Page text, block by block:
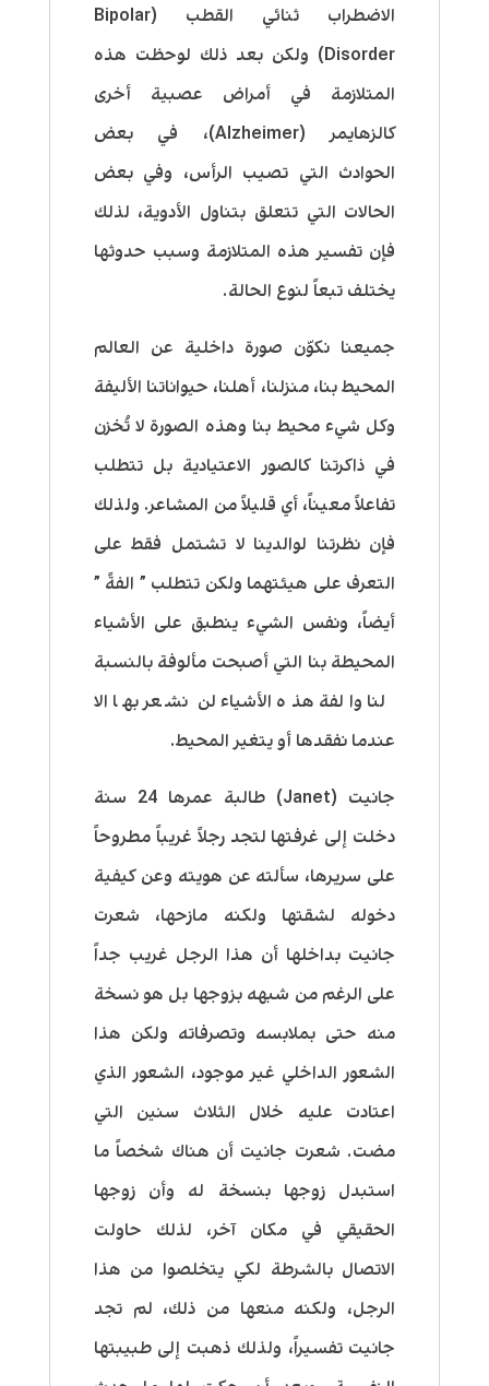
الاضطراب ثنائي القطب (Bipolar
Disorder) ولكن بعد ذلك لوحظت هذه
المتلازمة في أمراض عصبية أخرى
كالزهايمر (Alzheimer)، في بعض
الحوادث التي تصيب الرأس، وفي بعض
الحالات التي تتعلق بتناول الأدوية، لذلك
فإن تفسير هذه المتلازمة وسبب حدوثها
يختلف تبعاً لنوع الحالة.
جميعنا نكوّن صورة داخلية عن العالم
المحيط بنا، منزلنا، أهلنا، حيواناتنا الأليفة
وكل شيء محيط بنا وهذه الصورة لا تُخزن
في ذاكرتنا كالصور الاعتيادية بل تتطلب
تفاعلاً معيناً، أي قليلاً من المشاعر. ولذلك
فإن نظرتنا لوالدينا لا تشتمل فقط على
التعرف على هيئتهما ولكن تتطلب ” الفةً ”
أيضاً، ونفس الشيء ينطبق على الأشياء
المحيطة بنا التي أصبحت مألوفة بالنسبة
لنا والفة هذه الأشياء لن نشعر بها الا
عندما نفقدها أو يتغير المحيط.
جانيت (Janet) طالبة عمرها 24 سنة
دخلت إلى غرفتها لتجد رجلاً غريباً مطروحاً
على سريرها، سألته عن هويته وعن كيفية
دخوله لشقتها ولكنه مازحها، شعرت
جانيت بداخلها أن هذا الرجل غريب جداً
على الرغم من شبهه بزوجها بل هو نسخة
منه حتى بملابسه وتصرفاته ولكن هذا
الشعور الداخلي غير موجود، الشعور الذي
اعتادت عليه خلال الثلاث سنين التي
مضت. شعرت جانيت أن هناك شخصاً ما
استبدل زوجها بنسخة له وأن زوجها
الحقيقي في مكان آخر، لذلك حاولت
الاتصال بالشرطة لكي يتخلصوا من هذا
الرجل، ولكنه منعها من ذلك، لم تجد
جانيت تفسيراً، ولذلك ذهبت إلى طبيبتها